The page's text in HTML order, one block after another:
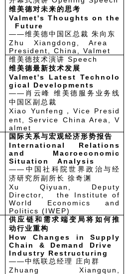
维美德对未来的思考
Valmet's Thoughts on the
Future
——维美德中国区总裁 朱向东
Zhu Xiangdong, Area
President, China, Valmet
维美德技术演讲 Speech
维美德最新技术发展
Valmet's Latest Technolo
gical Developments
——肖云峰 维美德服务业务线
中国区副总裁
Xiao Yunfeng，Vice Presid
ent, Service China Area, V
almet
国际关系与宏观经济形势报告
International Relations
and Macroeconomic
Situation Analysis
——中国社科院世界政治与经
济研究所副所长 徐奇渊
Xu Qiyuan, Deputy
Director, the Institute of
World Economics and
Politics (IWEP)
供应链和需求端变局将如何推
动行业重构
How Changes in Supply
Chain & Demand Drive
Industry Restructuring
——中纸联总经理 庄向群
Zhuang Xiangqun,